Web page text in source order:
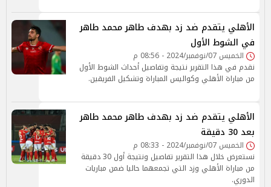
الأهلي يتقدم ضد زد بهدف طاهر محمد طاهر
في الشوط الأول
الخميس 07/نوفمبر/2024 - 08:56 م
نقدم في هذا التقرير نتيجة وتفاصيل أحداث الشوط الأول
من مباراة الأهلي وكواليس المباراة وتشكيل الفريقين.
الأهلي يتقدم ضد زد بهدف طاهر محمد طاهر
بعد 30 دقيقة
الخميس 07/نوفمبر/2024 - 08:33 م
نستعرض خلال هذا التقرير تفاصيل ونتيجة أول 30 دقيقة
من مباراة الأهلي وزد التي تجمعهما حاليا ضمن مباريات
الدوري.